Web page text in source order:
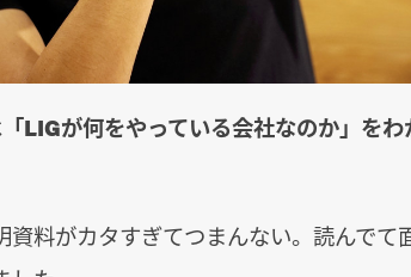
「LIGが何をやっている会社なのか」を
資料がカタすぎてつまんない。読んでて